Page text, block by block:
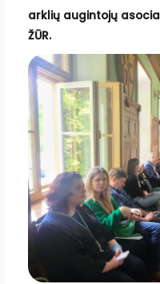
arklių augintojų
ŽŪR.